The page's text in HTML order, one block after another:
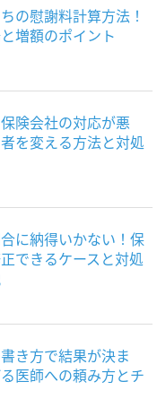
の慰謝料計算方法！
増額のポイント
険会社の対応が悪
を変える方法と対処
に納得いかない！保
できるケースと対処
き方で結果が決ま
医師への頼み方とチ